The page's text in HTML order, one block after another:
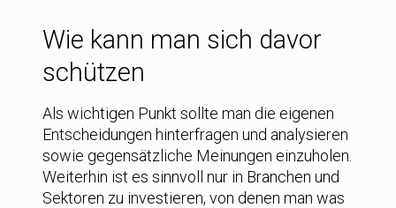
Wie kann man sich davor
schützen
Als wichtigen Punkt sollte man die eigenen
Entscheidungen hinterfragen und analysieren
sowie gegensätzliche Meinungen einzuholen.
Weiterhin ist es sinnvoll nur in Branchen und
Sektoren zu investieren, von denen man was